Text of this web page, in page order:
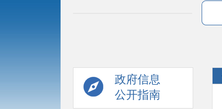
政府信息
公开指南